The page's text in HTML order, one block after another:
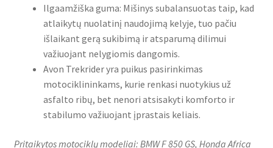
Ilgaamžiška guma: Mišinys subalansuotas taip, kad
atlaikytų nuolatinį naudojimą kelyje, tuo pačiu
išlaikant gerą sukibimą ir atsparumą dilimui
važiuojant nelygiomis dangomis.
Avon Trekrider yra puikus pasirinkimas
motociklininkams, kurie renkasi nuotykius už
asfalto ribų, bet nenori atsisakyti komforto ir
stabilumo važiuojant įprastais keliais.
Pritaikytos motociklų modeliai: BMW F 850 GS, Honda Africa